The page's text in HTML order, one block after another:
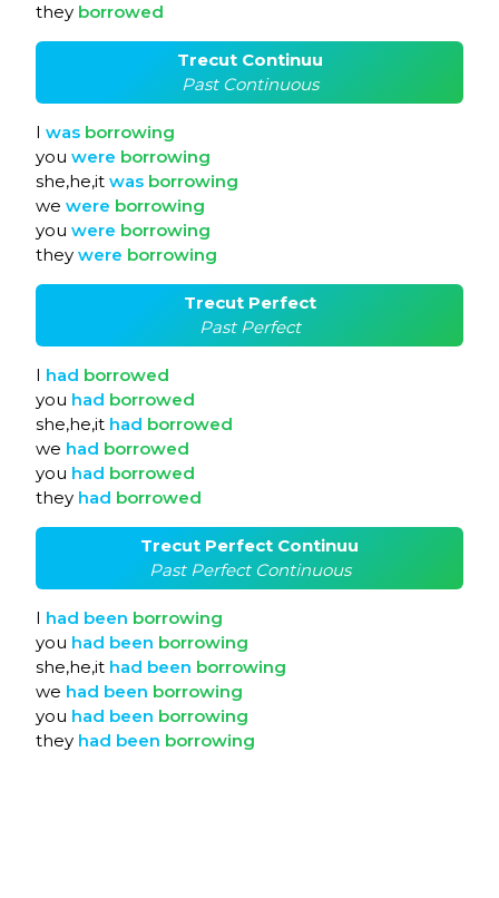
they borrowed
Trecut Continuu
Past Continuous
I was borrowing
you were borrowing
she,he,it was borrowing
we were borrowing
you were borrowing
they were borrowing
Trecut Perfect
Past Perfect
I had borrowed
you had borrowed
she,he,it had borrowed
we had borrowed
you had borrowed
they had borrowed
Trecut Perfect Continuu
Past Perfect Continuous
I had been borrowing
you had been borrowing
she,he,it had been borrowing
we had been borrowing
you had been borrowing
they had been borrowing